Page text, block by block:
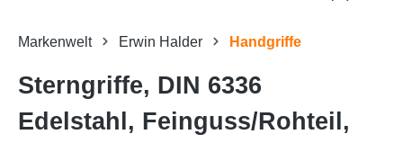
Markenwelt Erwin Halder Handgriffe
Sterngriffe, DIN 6336
Edelstahl, Feinguss/Rohteil,